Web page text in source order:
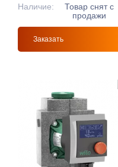
Наличие:
Товар снят с
продажи
Заказать